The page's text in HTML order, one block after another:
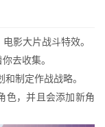
影大片战斗特效。
去收集。
制定作战战略。
色，并且会添加新角